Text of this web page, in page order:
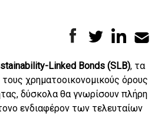
Linked Bonds (SLB), τα
χρηματοοικονομικούς όρους
δύσκολα θα γνωρίσουν πλήρη
ενδιαφέρον των τελευταίων